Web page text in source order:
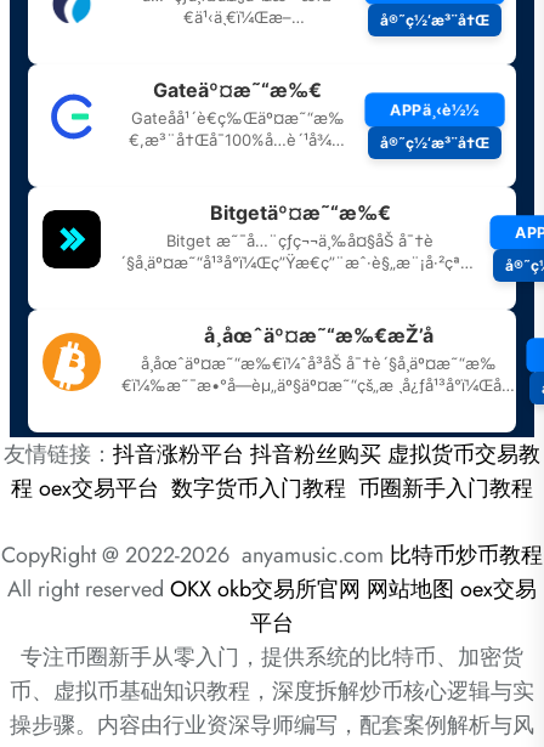
友情链接： 抖音涨粉平台 抖音粉丝购买虚拟货币交易教
程oex交易平台 数字货币入门教程 币圈新手入门教程
CopyRight @ 2022-2026 anyamusic.com 比特币炒币教程
All right reserved OKXokb交易所官网 网站地图 oex交易
平台
专注币圈新手从零入门，提供系统的比特币、加密货
币、虚拟币基础知识教程，深度拆解炒币核心逻辑与实
操步骤。内容由行业资深导师编写，配套案例解析与风